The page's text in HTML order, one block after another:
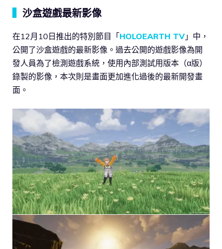
沙盒遊戲最新影像
在12月10日推出的特別節目「HOLOEARTH TV 」中，
公開了沙盒遊戲的最新影像。過去公開的遊戲影像為開
發人員為了檢測遊戲系統，使用內部測試用版本（α版）
錄製的影像，本次則是畫面更加進化過後的最新開發畫
面。